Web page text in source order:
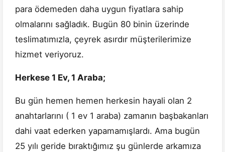
para ödemeden daha uygun fiyatlara sahip
olmalarını sağladık. Bugün 80 binin üzerinde
teslimatımızla, çeyrek asırdır müşterilerimize
hizmet veriyoruz.
Herkese 1 Ev, 1 Araba;
Bu gün hemen hemen herkesin hayali olan 2
anahtarlarını ( 1 ev 1 araba) zamanın başbakanları
dahi vaat ederken yapamamışlardı. Ama bugün
25 yılı geride bıraktığımız şu günlerde arkamıza